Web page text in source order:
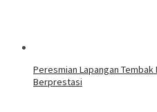
Peresmian Lapangan
Berprestasi